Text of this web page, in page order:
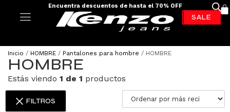
Encuentra descuentos de hasta el 70% OFF
-70%*
Inicio / HOMBRE / Pantalones para hombre / HOMBRE
HOMBRE
Estás viendo 1 de 1 productos
FILTROS